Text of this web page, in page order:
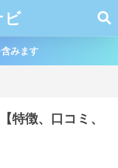
ビ
みます
特徴、口コミ、